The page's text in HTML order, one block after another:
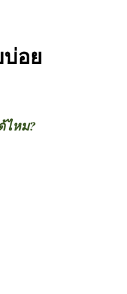
อย
ไหม?